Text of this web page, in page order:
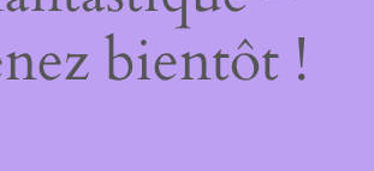
bientôt !